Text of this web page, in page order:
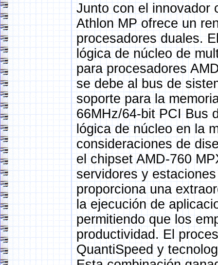
Junto con el innovador
Athlon MP ofrece un
procesadores duales.
lógica de núcleo de
para procesadores
se debe al bus de
soporte para la
66MHz/64-bit PCI Bus
lógica de núcleo en la
consideraciones de
el chipset AMD-760
servidores y
proporciona una
la ejecución de
permitiendo que los
productividad. El
QuantiSpeed y